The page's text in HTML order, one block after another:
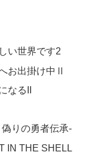
い世界です2
お出掛け中Ⅱ
なるII
りの勇者伝承-
IN THE SHELL